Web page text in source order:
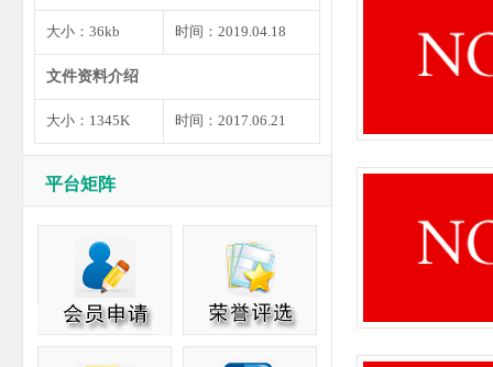
大小：36kb 时间：2019.04.18
文件资料介绍
大小：1345K 时间：2017.06.21
平台矩阵